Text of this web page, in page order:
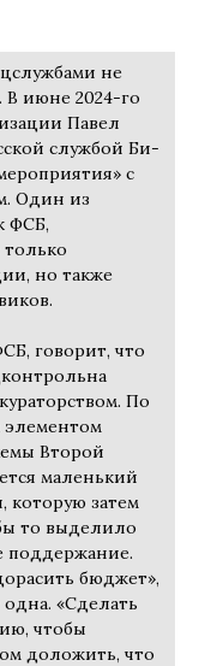
не
В июне 2024-го
Павел
службой Би-
с
Один из
ФСБ,
но также
говорит, что
По
элементом
Второй
маленький
которую затем
то выделило
поддержание.
бюджет»,
«Сделать
чтобы
доложить, что